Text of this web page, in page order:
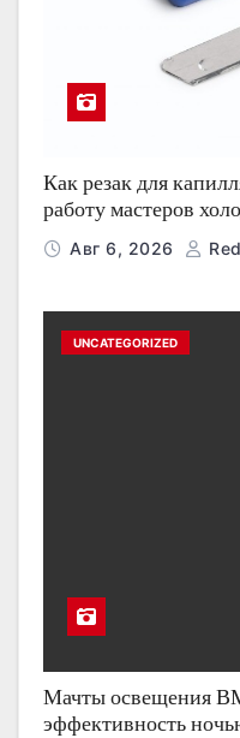
Как резак для
работу мастеров
Авг 6, 2026
UNCATEGORIZED
Мачты освещения
эффективность